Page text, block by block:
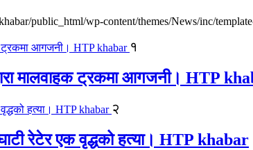
public_html/wp-content/themes/News/inc/
१
द्वारा मालवाहक ट्रकमा आगजनी। HTP
२
घाटी रेटेर एक वृद्धको हत्या। HTP khabar